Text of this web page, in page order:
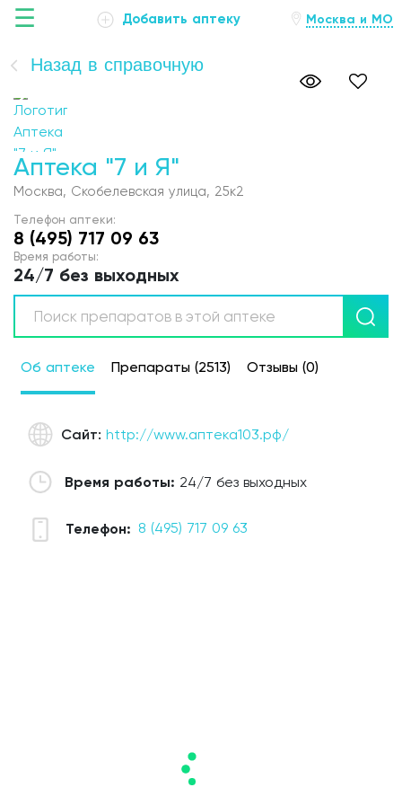
Главная
Аптеки
Новости
Препараты
О проекте
Добавить аптеку
☰ Добавить аптеку Москва и МО
Назад в справочную
Аптека "7 и Я"
Москва, Скобелевская улица, 25к2
Телефон аптеки:
8 (495) 717 09 63
Время работы:
24/7 без выходных
Об аптеке Препараты (2513) Отзывы (0)
Сайт: http://www.аптека103.рф/
Время работы: 24/7 без выходных
Телефон: 8 (495) 717 09 63